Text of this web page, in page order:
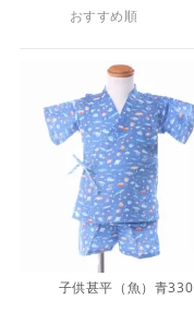
おすすめ順
子供甚平（魚）青330